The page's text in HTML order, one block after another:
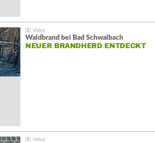
Waldbrand bei Bad Schwalbach
NEUER BRANDHERD ENTDECKT